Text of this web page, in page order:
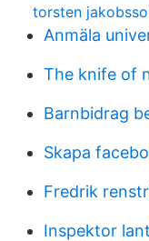
torsten
Anmäla
The knife of
Barnbidrag
Skapa
Fredrik
Inspektor